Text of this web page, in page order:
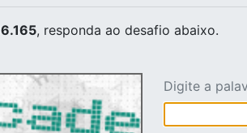
, responda ao desafio abaixo.
Digite a